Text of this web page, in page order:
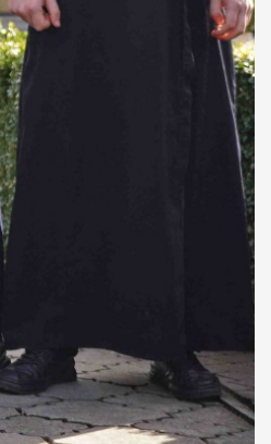
де
більше